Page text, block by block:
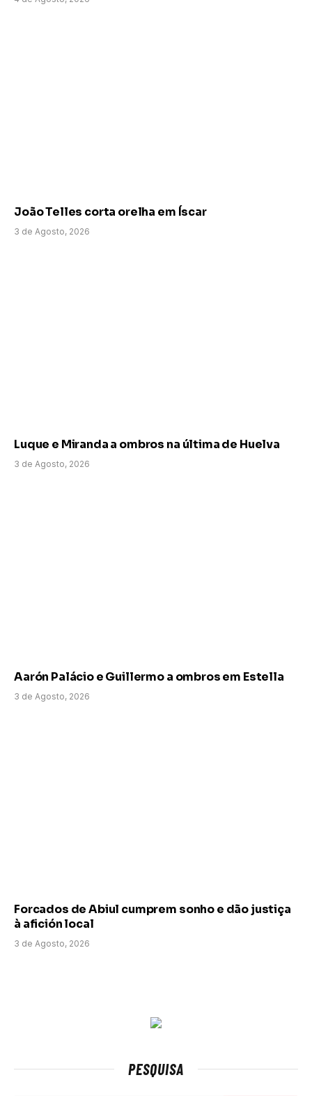
João Telles corta orelha em Íscar
3 de Agosto, 2026
Luque e Miranda a ombros na última de Huelva
3 de Agosto, 2026
Aarón Palácio e Guillermo a ombros em Estella
3 de Agosto, 2026
Forcados de Abiul cumprem sonho e dão justiça
à afición local
3 de Agosto, 2026
PESQUISA